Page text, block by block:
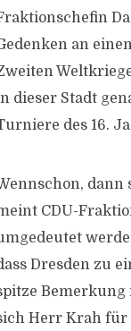
an
dieser Stadt
des 16.
dann
CDU-
Dresden zu
Bemerkung
Herr Krah für